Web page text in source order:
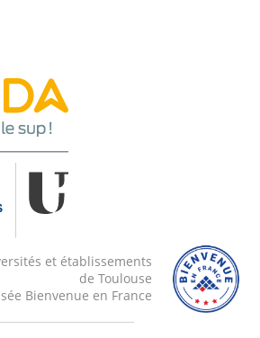
et établissements
de Toulouse
Bienvenue en France